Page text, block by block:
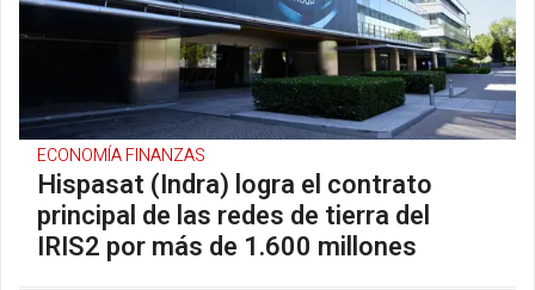
ECONOMÍA FINANZAS
Hispasat (Indra) logra el contrato
principal de las redes de tierra del
IRIS2 por más de 1.600 millones